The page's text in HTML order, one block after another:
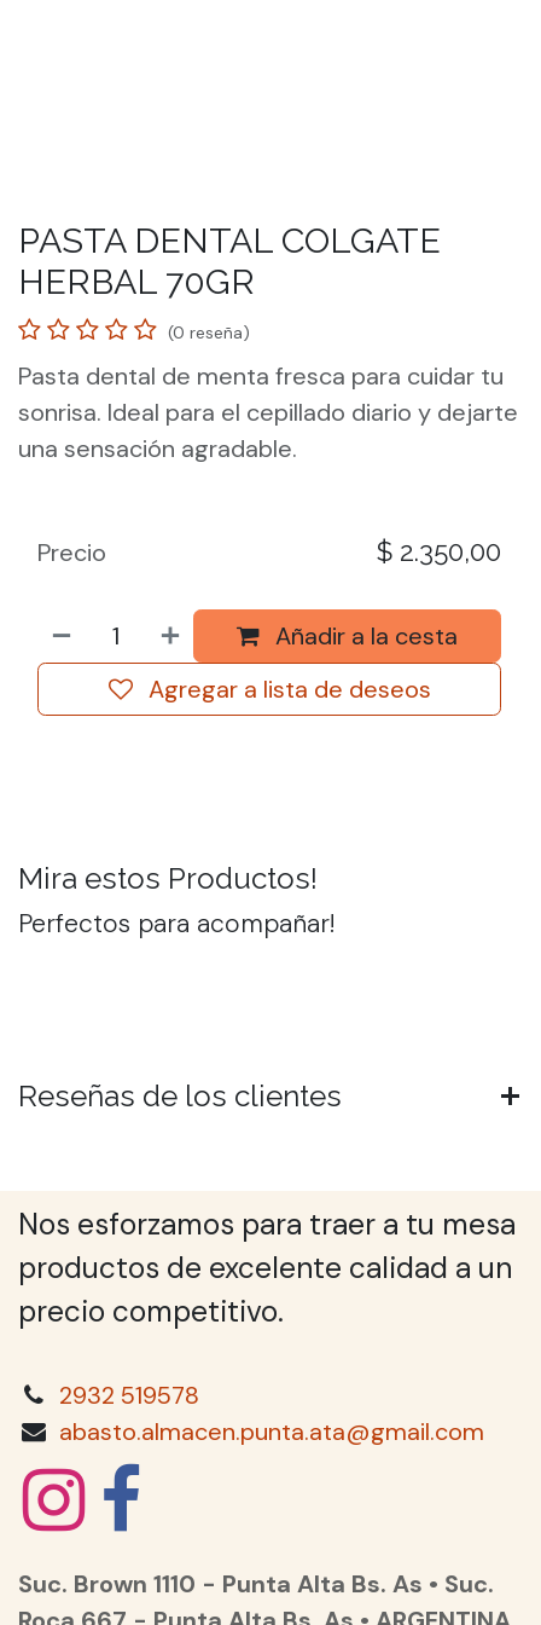
PASTA DENTAL COLGATE
HERBAL 70GR
(0 reseña)
Pasta dental de menta fresca para cuidar tu
sonrisa. Ideal para el cepillado diario y dejarte
una sensación agradable.
Añadir a la cesta
Agregar a lista de deseos
Precio $ 2.350,00
Mira estos Productos!
Perfectos para acompañar!
Reseñas de los clientes
Nos esforzamos para traer a tu mesa
productos de excelente calidad a un
precio competitivo.
2932 519578
abasto.almacen.punta.ata@gmail.com
Suc. Brown 1110 - Punta Alta Bs. As • Suc.